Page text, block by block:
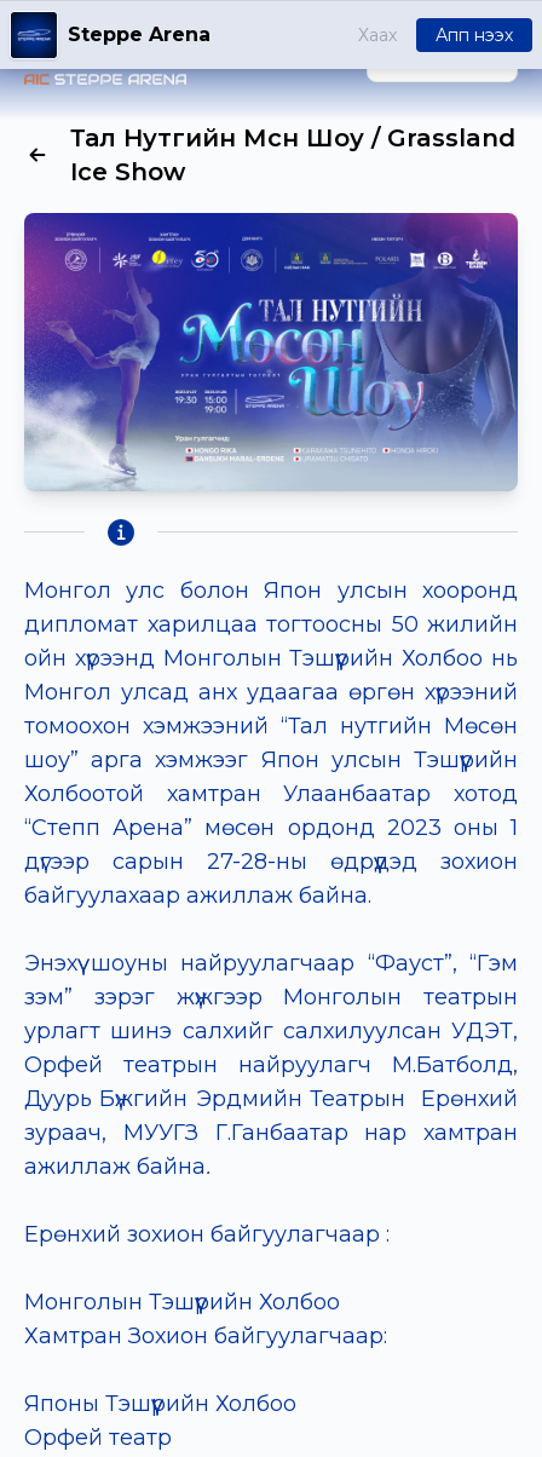
Тал Нутгийн Мөсөн Шоу / Grassland
Ice Show
Монгол улс болон Япон улсын хооронд
дипломат харилцаа тогтоосны 50 жилийн
ойн хүрээнд Монголын Тэшүүрийн Холбоо нь
Монгол улсад анх удаагаа өргөн хүрээний
томоохон хэмжээний “Тал нутгийн Мөсөн
шоу” арга хэмжээг Япон улсын Тэшүүрийн
Холбоотой хамтран Улаанбаатар хотод
“Степп Арена” мөсөн ордонд 2023 оны 1
дүгээр сарын 27-28-ны өдрүүдэд зохион
байгуулахаар ажиллаж байна.
Энэхүү шоуны найруулагчаар “Фауст”, “Гэм
зэм” зэрэг жүжгээр Монголын театрын
урлагт шинэ салхийг салхилуулсан УДЭТ,
Орфей театрын найруулагч М.Батболд,
Дуурь Бүжгийн Эрдмийн Театрын Ерөнхий
зураач, МУУГЗ Г.Ганбаатар нар хамтран
ажиллаж байна.
Ерөнхий зохион байгуулагчаар :
Монголын Тэшүүрийн Холбоо
Хамтран Зохион байгуулагчаар:
Японы Тэшүүрийн Холбоо
Орфей театр
Steppe Arena Хаах Апп нээх